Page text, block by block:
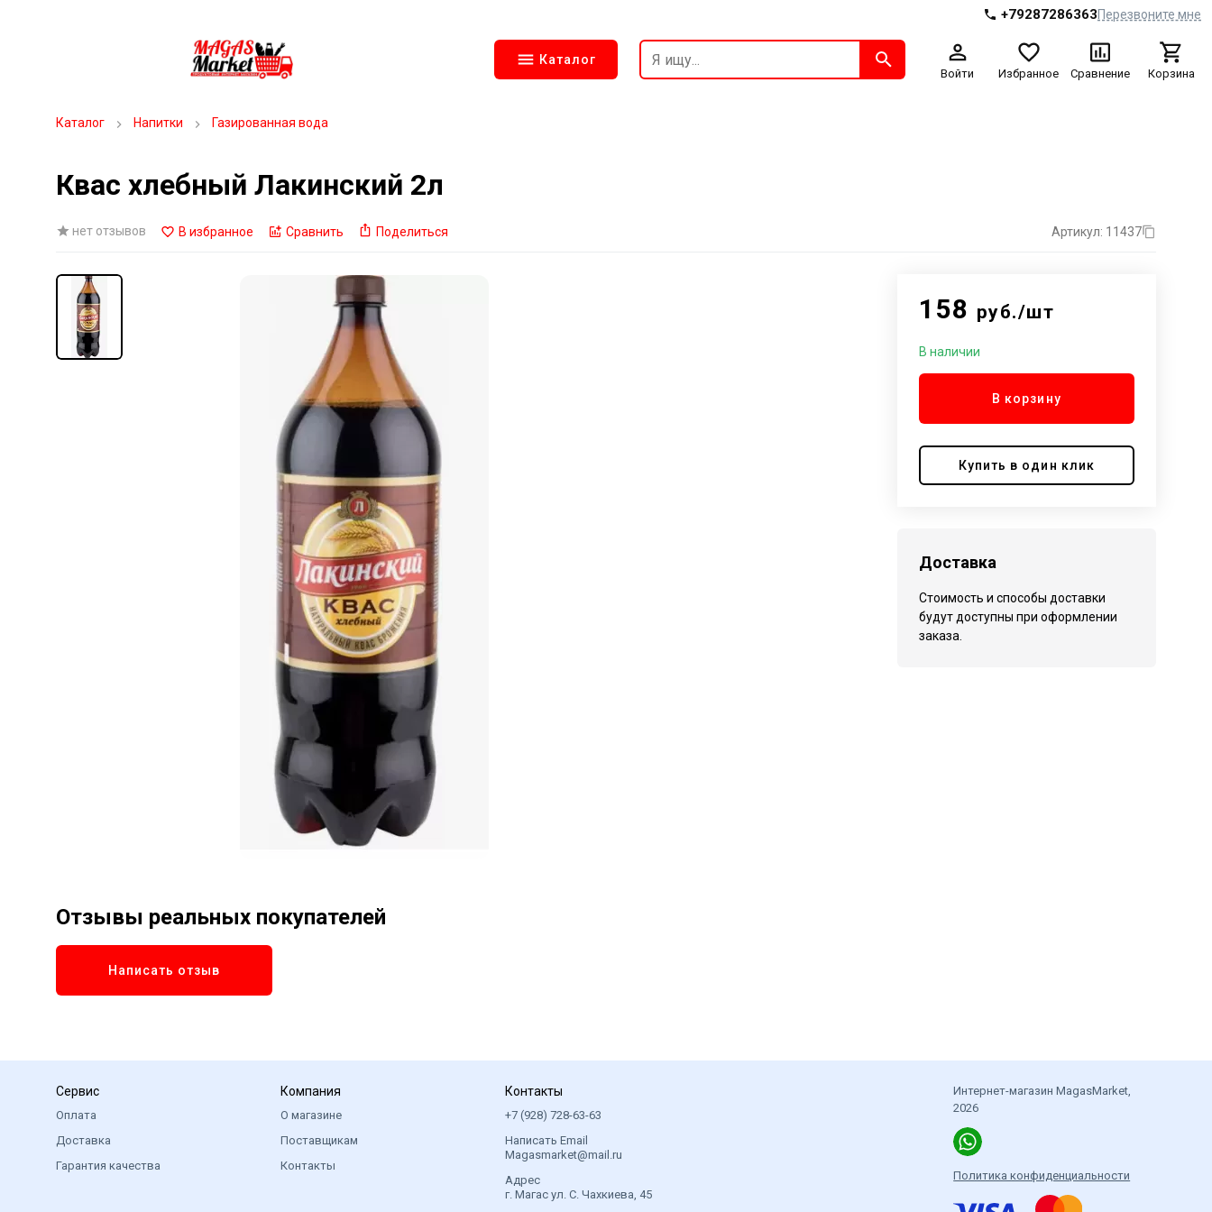
+79287286363Перезвоните мне
Каталог
Войти Избранное Сравнение Корзина
Каталог Напитки Газированная вода
Квас хлебный Лакинский 2л
нет отзывов В избранное Сравнить Поделиться Артикул: 11437
158 руб./шт
В наличии
В корзину
Купить в один клик
Доставка
Стоимость и способы доставки
будут доступны при оформлении
заказа.
Отзывы реальных покупателей
Написать отзыв
Сервис
Оплата
Доставка
Гарантия качества
Компания
О магазине
Поставщикам
Контакты
Контакты
+7 (928) 728-63-63
Написать Email
Magasmarket@mail.ru
Адрес
г. Магас ул. С. Чахкиева, 45
Интернет-магазин MagasMarket,
2026
Политика конфиденциальности